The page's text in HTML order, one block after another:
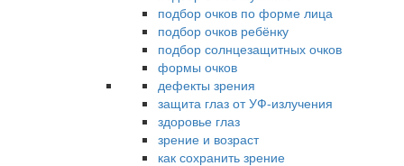
подбор очков по форме лица
подбор очков ребёнку
подбор солнцезащитных очков
формы очков
дефекты зрения
защита глаз от УФ-излучения
здоровье глаз
зрение и возраст
как сохранить зрение